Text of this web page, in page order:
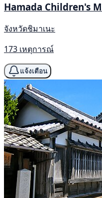
Hamada Children's
จังหวัดชิมาเนะ
173 เหตุการณ์
แจ้งเตือน